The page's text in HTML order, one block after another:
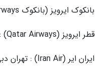
بانکوک ایرویز (بانکوک Airways) : تهران بانکوک پوکت
قطر ایرویز (Qatar Airways) : تهران دوحه پوکت
ایران ایر (Iran Air) : تهران دبی پوکت